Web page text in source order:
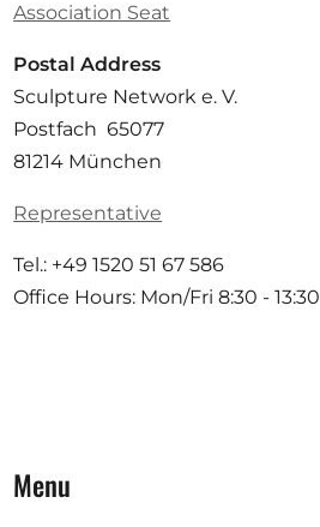
Association Seat
Postal Address
Sculpture Network e. V.
Postfach 65077
81214 München
Representative
Tel.: +49 1520 51 67 586
Office Hours: Mon/Fri 8:30 - 13:30
Menu